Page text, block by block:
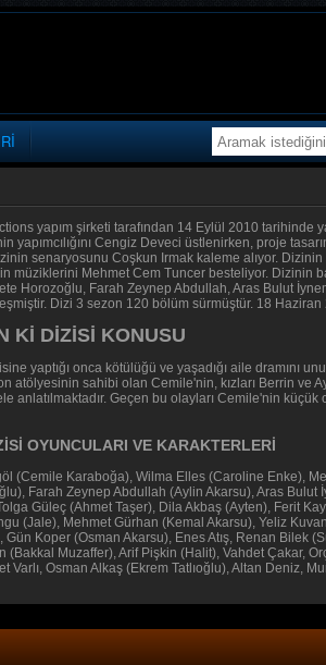
yapım şirketi tarafından 14 Eylül 2010 tarihinde
Cengiz Deveci üstlenirken, proje
senaryosunu Coşkun Irmak kaleme alıyor.
müziklerini Mehmet Cem Tuncer besteliyor.
Horozoğlu, Farah Zeynep Abdullah, Aras Bulut
Dizi 3 sezon 120 bölüm sürmüştür. 18 Haziran
Kİ DİZİSİ KONUSU
yaptığı onca kötülüğü ve yaşadığı aile dramını
atölyesinin sahibi olan Cemile'nin, kızları Berrin ve
anlatılmaktadır. Geçen bu olayları Cemile'nin
OYUNCULARI VE KARAKTERLERİ
(Cemile Karaboğa), Wilma Elles (Caroline Enke),
Farah Zeynep Abdullah (Aylin Akarsu), Aras
Güleç (Ahmet Taşer), Dila Akbaş (Ayten), Ferit
(Jale), Mehmet Gürhan (Kemal Akarsu), Yeliz
Koper (Osman Akarsu), Enes Atış, Renan Bilek
(Bakkal Muzaffer), Arif Pişkin (Halit), Vahdet Çakar,
Osman Alkaş (Ekrem Tatlıoğlu), Altan Deniz,